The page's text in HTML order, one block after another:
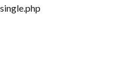
single.php